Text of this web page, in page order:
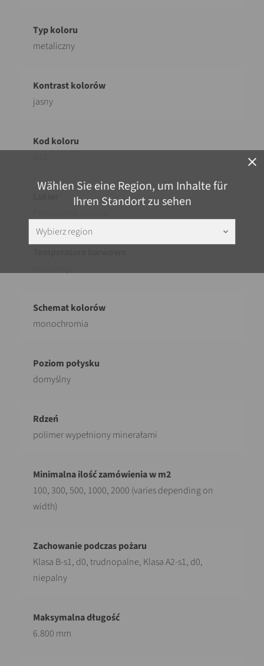
close
Wählen Sie eine Region, um Inhalte für
Ihren Standort zu sehen
Wybierz region keyboard_arrow_down
metaliczny
jasny
monochromia
domyślny
polimer wypełniony minerałami
100, 300, 500, 1000, 2000 (varies depending on
width)
Klasa B-s1, d0, trudnopalne, Klasa A2-s1, d0,
niepalny
6.800 mm